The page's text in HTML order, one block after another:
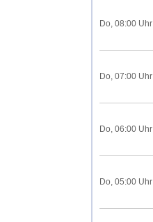
Do, 08:00 Uhr
Do, 07:00 Uhr
Do, 06:00 Uhr
Do, 05:00 Uhr